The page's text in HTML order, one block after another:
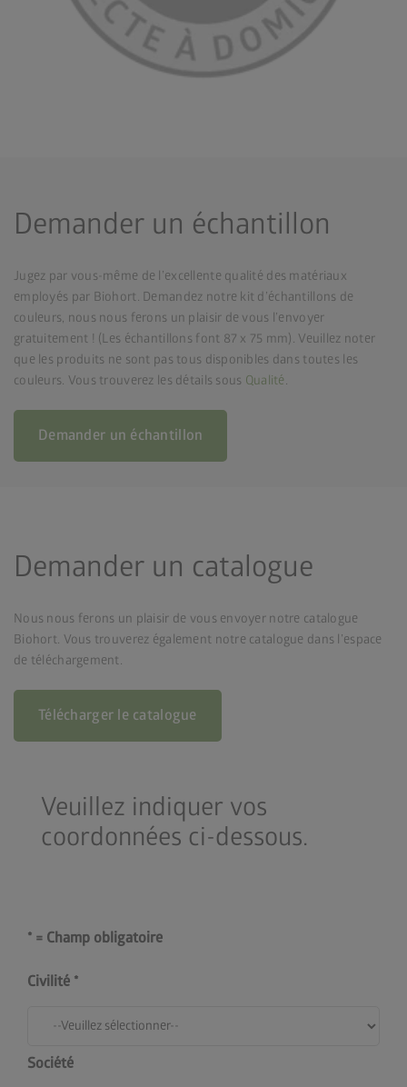
Demander un échantillon
Jugez par vous-même de l’excellente qualité des matériaux
employés par Biohort. Demandez notre kit d’échantillons de
couleurs, nous nous ferons un plaisir de vous l’envoyer
gratuitement ! (Les échantillons font 87 x 75 mm). Veuillez noter
que les produits ne sont pas tous disponibles dans toutes les
couleurs. Vous trouverez les détails sous Qualité.
Demander un échantillon
Demander un catalogue
Nous nous ferons un plaisir de vous envoyer notre catalogue
Biohort. Vous trouverez également notre catalogue dans l’espace
de téléchargement.
Télécharger le catalogue
Veuillez indiquer vos
coordonnées ci-dessous.
* = Champ obligatoire
Civilité
Société